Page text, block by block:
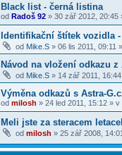
Black list - černá listina
od Radoš 92 » 30 zář 2012, 20:45
Identifikační štítek vozidla
od Mike.S » 06 lis 2011, 09:11
Návod na vložení odkazu z
od Mike.S » 14 zář 2011, 16:44
Výměna odkazů s Astra-
od milosh » 24 led 2011, 15:12 » v
Meli jste za steracem
od milosh » 25 zář 2008, 14:01